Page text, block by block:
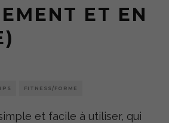
ET EN
FITNESS/FORME
et facile à utiliser, qui